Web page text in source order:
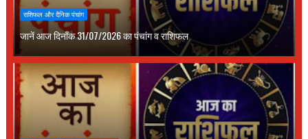
राशिफल और दैनिक पंचांग
जानें आज दिनाँक 31/07/2026 का पंचांग व राशिफल